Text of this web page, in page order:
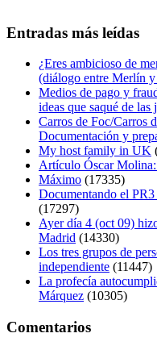
Entradas más leídas
¿Eres ambicioso de
(diálogo entre Merlín
Medios de pago y
ideas que saqué de
Carros de Foc/Carros
Documentación y
My host family in UK
Artículo Óscar
Máximo (17335)
Documentando el
(17297)
Ayer día 4 (oct 09)
Madrid (14330)
Los tres grupos de
independiente (11447)
La profecía
Márquez (10305)
Comentarios